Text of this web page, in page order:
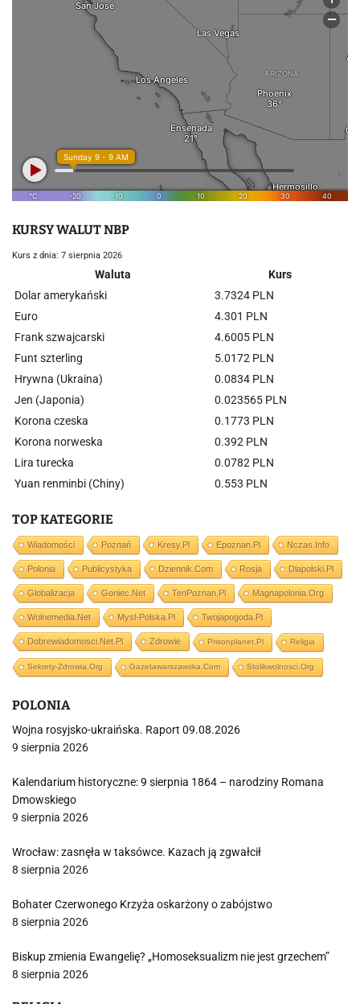
KURSY WALUT NBP
Kurs z dnia: 7 sierpnia 2026
Waluta
Kurs
Dolar amerykański
3.7324 PLN
Euro
4.301 PLN
Frank szwajcarski
4.6005 PLN
Funt szterling
5.0172 PLN
Hrywna (Ukraina)
0.0834 PLN
Jen (Japonia)
0.023565 PLN
Korona czeska
0.1773 PLN
Korona norweska
0.392 PLN
Lira turecka
0.0782 PLN
Yuan renminbi (Chiny)
0.553 PLN
TOP KATEGORIE
Wiadomości Poznań Kresy.pl Epoznan.pl Nczas.info
Polonia Publicystyka Dziennik.com Rosja Dlapolski.pl
Globalizacja Goniec.net TenPoznan.pl Magnapolonia.org
Wolnemedia.net Mysl-Polska.pl Twojapogoda.pl
Dobrewiadomosci.net.pl Zdrowie Prisonplanet.pl Religia
Sekrety-Zdrowia.org Gazetawarszawska.com Stolikwolnosci.org
POLONIA
Wojna rosyjsko-ukraińska. Raport 09.08.2026
9 sierpnia 2026
Kalendarium historyczne: 9 sierpnia 1864 – narodziny Romana
Dmowskiego
9 sierpnia 2026
Wrocław: zasnęła w taksówce. Kazach ją zgwałcił
8 sierpnia 2026
Bohater Czerwonego Krzyża oskarżony o zabójstwo
8 sierpnia 2026
Biskup zmienia Ewangelię? „Homoseksualizm nie jest grzechem”
8 sierpnia 2026